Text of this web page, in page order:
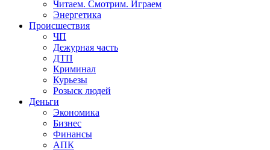
Читаем. Смотрим. Играем
Энергетика
Происшествия
ЧП
Дежурная часть
ДТП
Криминал
Курьезы
Розыск людей
Деньги
Экономика
Бизнес
Финансы
АПК